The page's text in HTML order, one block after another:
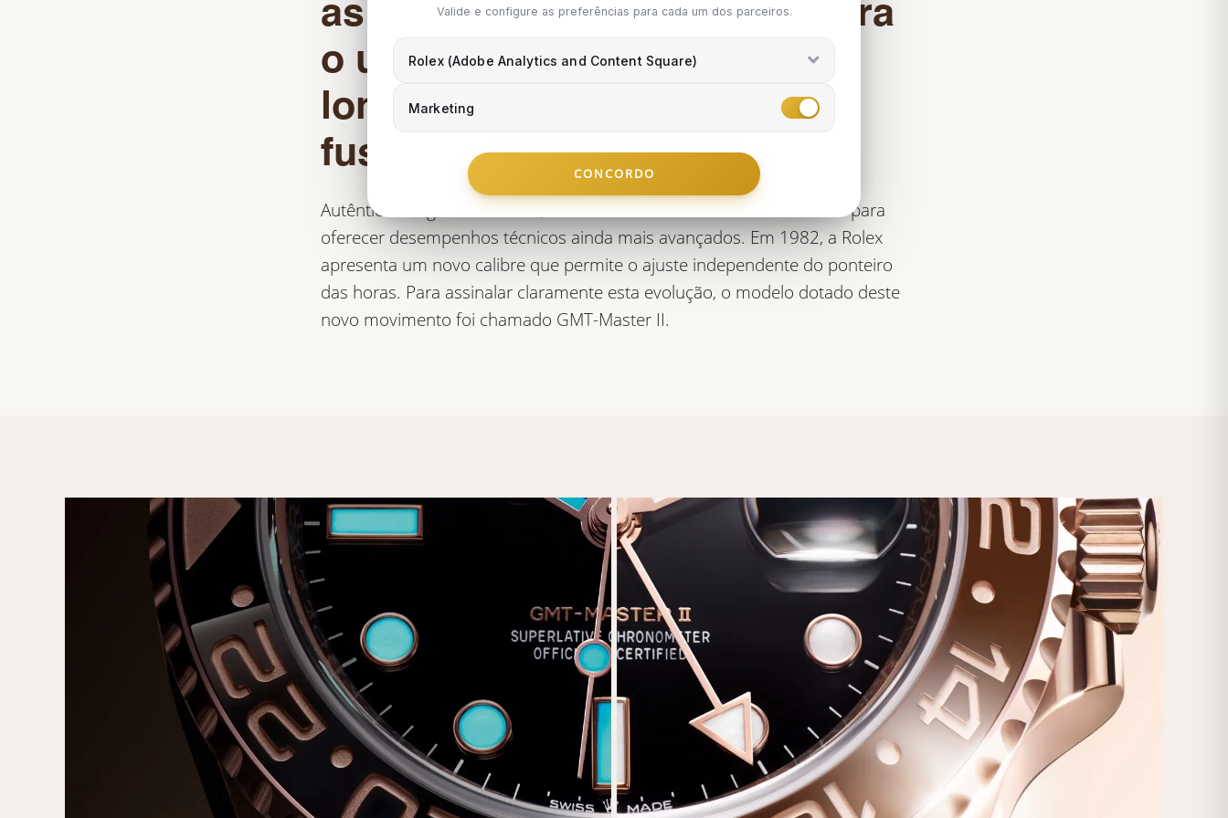
as suas funções remetem para
o universo das viagens de
longo curso e dos diferentes
fusos horários.
Autêntico relógio-ferramenta, o GMT-Master nunca deixou de evoluir para
oferecer desempenhos técnicos ainda mais avançados. Em 1982, a Rolex
apresenta um novo calibre que permite o ajuste independente do ponteiro
das horas. Para assinalar claramente esta evolução, o modelo dotado deste
novo movimento foi chamado GMT-Master II.
Valide e configure as preferências para cada um dos parceiros.
Rolex (Adobe Analytics and Content Square)
Marketing
CONCORDO